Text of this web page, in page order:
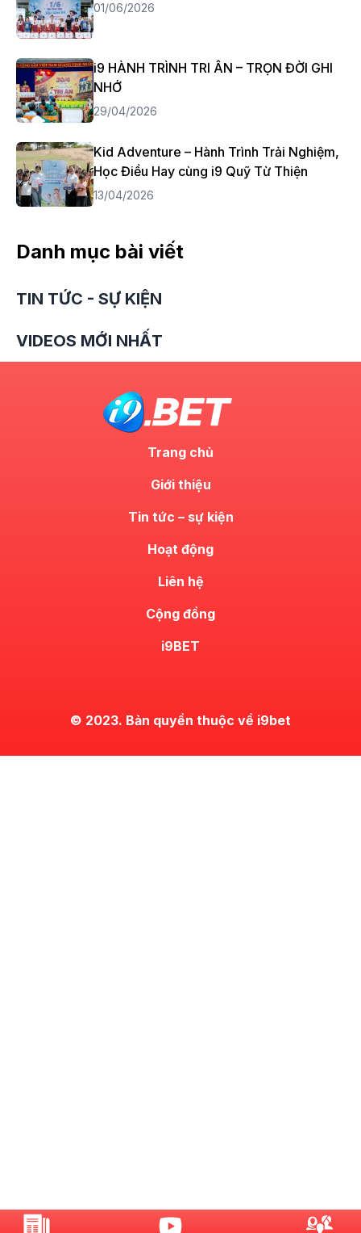
01/06/2026
i9 HÀNH TRÌNH TRI ÂN – TRỌN ĐỜI GHI
NHỚ
29/04/2026
Kid Adventure – Hành Trình Trải Nghiệm,
Học Điều Hay cùng i9 Quỹ Từ Thiện
13/04/2026
Danh mục bài viết
TIN TỨC - SỰ KIỆN
VIDEOS MỚI NHẤT
Trang chủ
Giới thiệu
Tin tức – sự kiện
Hoạt động
Liên hệ
Cộng đồng
i9BET
© 2023. Bản quyền thuộc về i9bet